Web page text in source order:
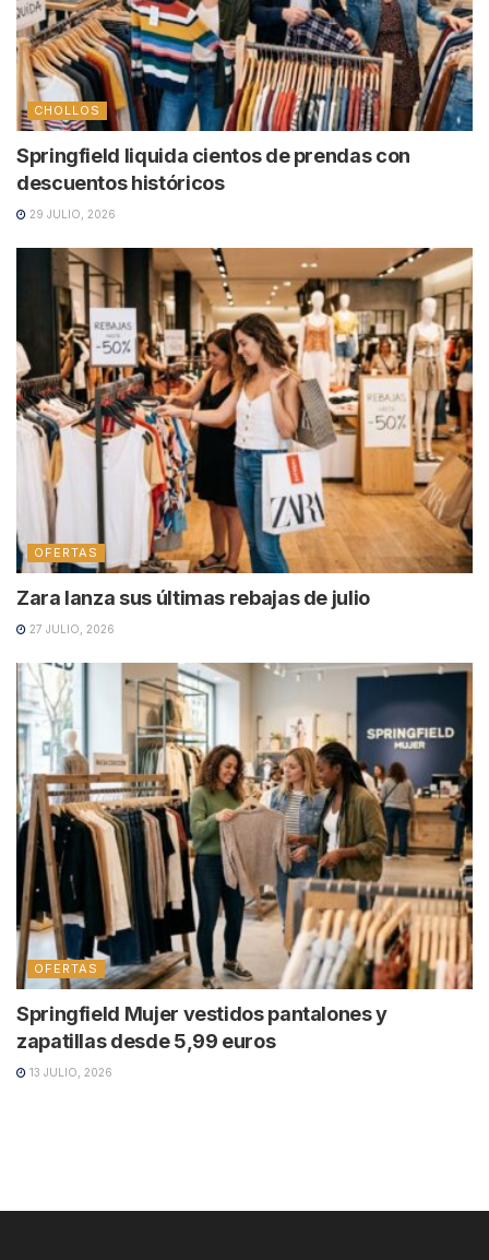
CHOLLOS
Springfield liquida cientos de prendas con
descuentos históricos
29 JULIO, 2026
OFERTAS
Zara lanza sus últimas rebajas de julio
27 JULIO, 2026
OFERTAS
Springfield Mujer vestidos pantalones y
zapatillas desde 5,99 euros
13 JULIO, 2026